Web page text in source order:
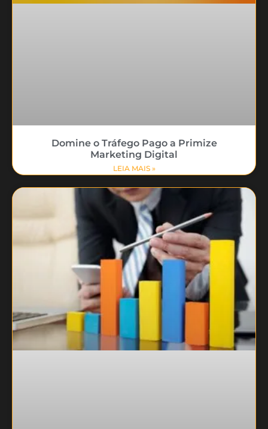
Domine o Tráfego Pago a Primize
Marketing Digital
LEIA MAIS »